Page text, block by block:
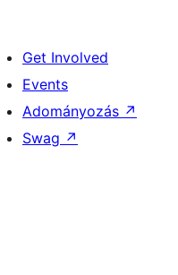
Get Involved
Events
Adományozás ↗
Swag ↗